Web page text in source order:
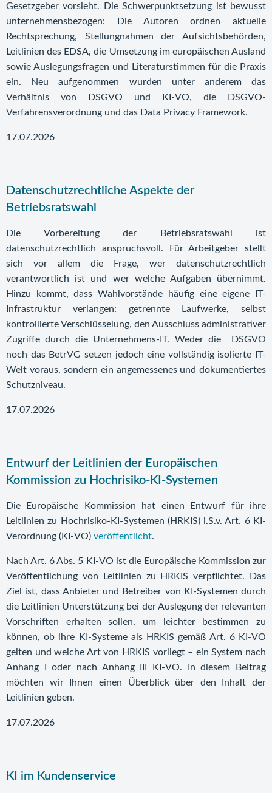
Gesetzgeber vorsieht. Die Schwerpunktsetzung ist bewusst
unternehmensbezogen: Die Autoren ordnen aktuelle
Rechtsprechung, Stellungnahmen der Aufsichtsbehörden,
Leitlinien des EDSA, die Umsetzung im europäischen Ausland
sowie Auslegungsfragen und Literaturstimmen für die Praxis
ein. Neu aufgenommen wurden unter anderem das
Verhältnis von DSGVO und KI-VO, die DSGVO-
Verfahrensverordnung und das Data Privacy Framework.
17.07.2026
Datenschutzrechtliche Aspekte der
Betriebsratswahl
Die Vorbereitung der Betriebsratswahl ist
datenschutzrechtlich anspruchsvoll. Für Arbeitgeber stellt
sich vor allem die Frage, wer datenschutzrechtlich
verantwortlich ist und wer welche Aufgaben übernimmt.
Hinzu kommt, dass Wahlvorstände häufig eine eigene IT-
Infrastruktur verlangen: getrennte Laufwerke, selbst
kontrollierte Verschlüsselung, den Ausschluss administrativer
Zugriffe durch die Unternehmens-IT. Weder die DSGVO
noch das BetrVG setzen jedoch eine vollständig isolierte IT-
Welt voraus, sondern ein angemessenes und dokumentiertes
Schutzniveau.
17.07.2026
Entwurf der Leitlinien der Europäischen
Kommission zu Hochrisiko-KI-Systemen
Die Europäische Kommission hat einen Entwurf für ihre
Leitlinien zu Hochrisiko-KI-Systemen (HRKIS) i.S.v. Art. 6 KI-
Verordnung (KI-VO) veröffentlicht.
Nach Art. 6 Abs. 5 KI-VO ist die Europäische Kommission zur
Veröffentlichung von Leitlinien zu HRKIS verpflichtet. Das
Ziel ist, dass Anbieter und Betreiber von KI-Systemen durch
die Leitlinien Unterstützung bei der Auslegung der relevanten
Vorschriften erhalten sollen, um leichter bestimmen zu
können, ob ihre KI-Systeme als HRKIS gemäß Art. 6 KI-VO
gelten und welche Art von HRKIS vorliegt – ein System nach
Anhang I oder nach Anhang III KI-VO. In diesem Beitrag
möchten wir Ihnen einen Überblick über den Inhalt der
Leitlinien geben.
17.07.2026
KI im Kundenservice